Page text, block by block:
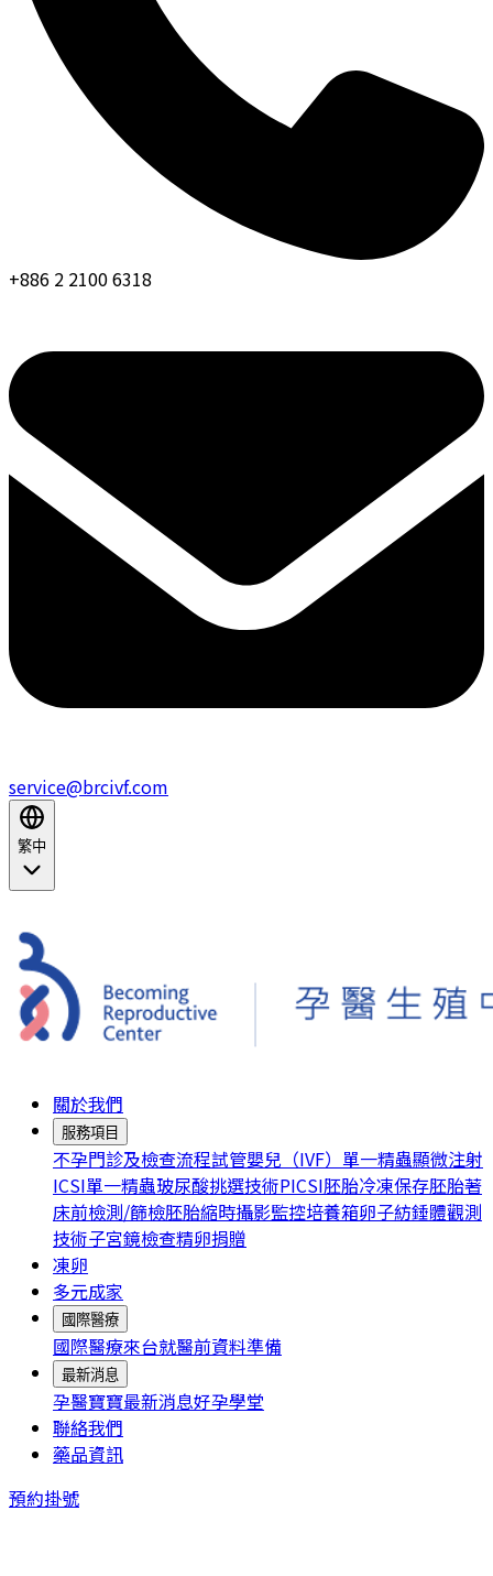
+886 2 2100 6318
service@brcivf.com
繁中
關於我們
服務項目
不孕門診及檢查流程試管嬰兒（IVF） 單一精蟲顯微注射
ICSI單一精蟲玻尿酸挑選技術PICSI胚胎冷凍保存胚胎著
床前檢測/篩檢胚胎縮時攝影監控培養箱卵子紡錘體觀測
技術子宮鏡檢查精卵捐贈
凍卵
多元成家
國際醫療
國際醫療來台就醫前資料準備
最新消息
孕醫寶寶最新消息好孕學堂
聯絡我們
藥品資訊
預約掛號